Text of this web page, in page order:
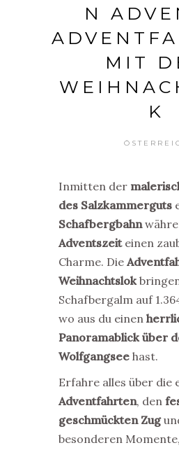
N
MIT
K
Inmitten der
des Salzkammerguts
Schafbergbahn
Adventszeiteinen
Charme. Die
Weihnachtslok
Schafbergalm auf
wo aus du einen
Panoramablick über
Wolfgangsee hast.
Erfahre alles über die
Adventfahrten, den
geschmückten Zug
besonderen